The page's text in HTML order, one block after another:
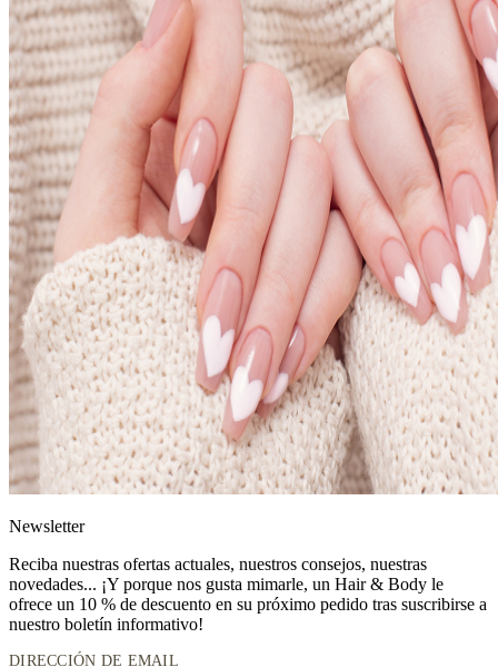
Newsletter
Reciba nuestras ofertas actuales, nuestros consejos, nuestras
novedades... ¡Y porque nos gusta mimarle, un Hair & Body le
ofrece un 10 % de descuento en su próximo pedido tras suscribirse a
nuestro boletín informativo!
DIRECCIÓN DE EMAIL